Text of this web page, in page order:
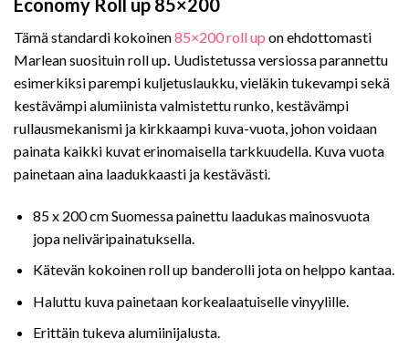
Economy Roll up 85×200
Tämä standardi kokoinen85×200 roll up on ehdottomasti
Marlean suosituin roll up Uudistetussa versiossa parannettu
esimerkiksi parempi kuljetuslaukku, vieläkin tukevampi sekä
kestävämpi alumiinista valmistettu runko, kestävämpi
rullausmekanismi ja kirkkaampi kuva-vuota, johon voidaan
painata kaikki kuvat erinomaisella tarkkuudella. Kuva vuota
painetaan aina laadukkaasti ja kestävästi.
85 x 200 cm Suomessa painettu laadukas mainosvuota
jopa neliväripainatuksella.
Kätevän kokoinen roll up banderolli jota on helppo kantaa.
Haluttu kuva painetaan korkealaatuiselle vinyylille.
Erittäin tukeva alumiinijalusta.